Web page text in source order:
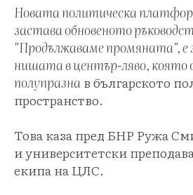
Новата политическа
застава обновеното
"Продължаваме промяната", е
нишата в център-ляво, която
полупразнав българското
пространство.
Това каза пред БНР Ружа
и университетски
екипа на ЦЛС.